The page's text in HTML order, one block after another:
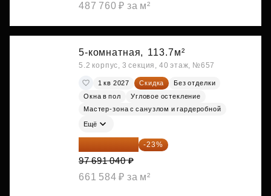
487 760 ₽ за м²
5-комнатная, 113.7м²
5.2 корпус, 3 секция, 40 этаж, №657
1 кв 2027 Скидка
Без отделки
Окна в пол
Угловое остекление
Мастер-зона с санузлом и гардеробной
Ещё
75 222 101 ₽ -23%
97 691 040 ₽
661 584 ₽ за м²